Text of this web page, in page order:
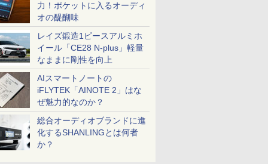
力！ポケットに入るオーディ
オの醍醐味
レイズ鍛造1ピースアルミホ
イール「CE28 N-plus」軽量
なままに剛性を向上
AIスマートノートの
iFLYTEK「AINOTE 2」はな
ぜ魅力的なのか？
総合オーディオブランドに進
化するSHANLINGとは何者
か？